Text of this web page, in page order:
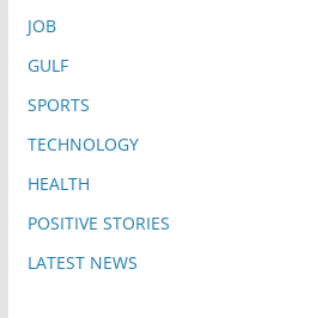
JOB
GULF
SPORTS
TECHNOLOGY
HEALTH
POSITIVE STORIES
LATEST NEWS